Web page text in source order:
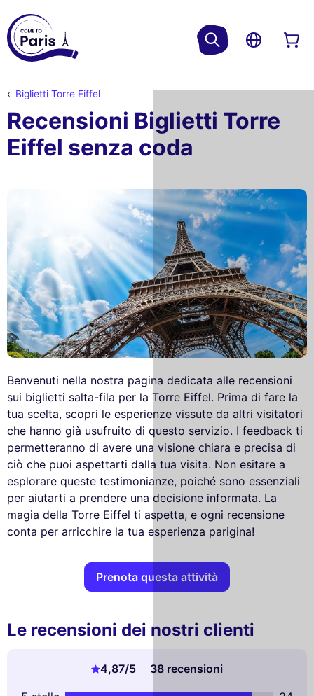
Biglietti Torre Eiffel
Recensioni Biglietti Torre
Eiffel senza coda
Benvenuti nella nostra pagina dedicata alle recensioni
sui biglietti salta-fila per la Torre Eiffel. Prima di fare la
tua scelta, scopri le esperienze vissute da altri visitatori
che hanno già usufruito di questo servizio. I feedback ti
permetteranno di avere una visione chiara e precisa di
ciò che puoi aspettarti dalla tua visita. Non esitare a
esplorare queste testimonianze, poiché sono essenziali
per aiutarti a prendere una decisione informata. La
magia della Torre Eiffel ti aspetta, e ogni recensione
conta per arricchire la tua esperienza parigina!
Prenota questa attività
Le recensioni dei nostri clienti
4,87/5
38 recensioni